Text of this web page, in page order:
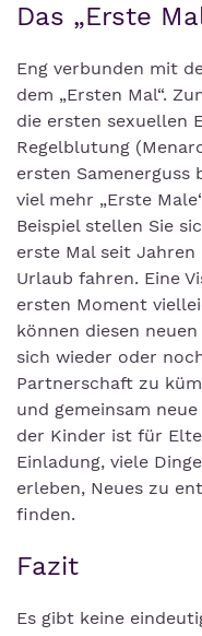
Das „Erste
Eng verbunden mit
dem „Ersten Mal“.
die ersten sexuellen
Regelblutung
ersten Samenerguss
viel mehr „Erste
Beispiel stellen Sie
erste Mal seit
Urlaub fahren. Eine
ersten Moment
können diesen
sich wieder oder
Partnerschaft zu
und gemeinsam
der Kinder ist für
Einladung, viele
erleben, Neues zu
finden.
Fazit
Es gibt keine